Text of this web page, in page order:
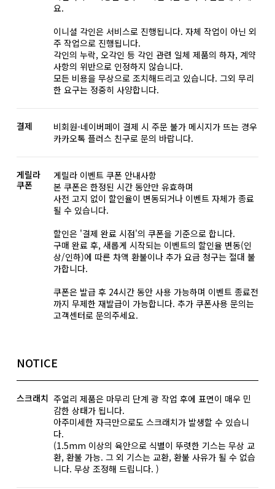
요.
이니셜 각인은 서비스로 진행됩니다. 자체 작업이 아닌 외
주 작업으로 진행됩니다.
각인의 누락, 오각인 등 각인 관련 일체 제품의 하자, 계약
사항의 위반으로 인정하지 않습니다.
모든 비용을 무상으로 조치해드리고 있습니다. 그외 무리
한 요구는 정중히 사양합니다.
결제
비회원-네이버페이 결제 시 주문 불가 메시지가 뜨는 경우
카카오톡 플러스 친구로 문의 바랍니다.
게릴라
쿠폰
게릴라 이벤트 쿠폰 안내사항
본 쿠폰은 한정된 시간 동안만 유효하며
사전 고지 없이 할인율이 변동되거나 이벤트 자체가 종료
될 수 있습니다.
할인은 '결제 완료 시점'의 쿠폰을 기준으로 합니다.
구매 완료 후, 새롭게 시작되는 이벤트의 할인율 변동(인
상/인하)에 따른 차액 환불이나 추가 요금 청구는 절대 불
가합니다.
쿠폰은 발급 후 24시간 동안 사용 가능하며 이벤트 종료전
까지 무제한 재발급이 가능합니다. 추가 쿠폰사용 문의는
고객센터로 문의주세요.
NOTICE
스크래치 주얼리 제품은 마무리 단계 광 작업 후에 표면이 매우 민
감한 상태가 됩니다.
아주미세한 자극만으로도 스크래치가 발생할 수 있습니
다.
(1.5mm 이상의 육안으로 식별이 뚜렷한 기스는 무상 교
환, 환불 가능. 그 외 기스는 교환, 환불 사유가 될 수 없습
니다. 무상 조정해 드립니다. )